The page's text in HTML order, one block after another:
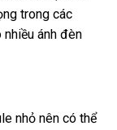
trong các
ánh đèn
nhỏ nên có thể